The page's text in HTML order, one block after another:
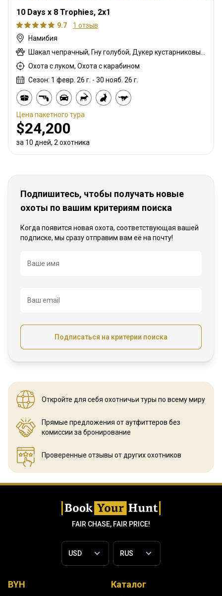
10 Days x 8 Trophies, 2x1
9.7
1 отзыв
Намибия
Охота с луком, Охота с карабином
Сезон: 1 февр. 26 г. - 30 нояб. 26 г.
Цена пакетного тура
$24,200
за 10 дней, 2 охотника
Подпишитесь, чтобы получать новые
охоты по вашим критериям поиска
Когда появится новая охота, соответствующая вашей
подписке, мы сразу отправим вам её на почту!
Название
Ваше имя
Ваш email
Подписаться на критерии поиска
Откройте для себя охотничьи туры по всему миру
Прямые предложения от аутфиттеров без
комиссии за бронирование
Проверенные отзывы от других охотников
FAIR CHASE, FAIR PRICE!
BYH Каталог